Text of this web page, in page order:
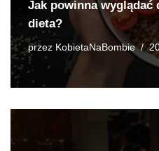
Jak powinna wyglądać
dieta?
przez KobietaNaBombie